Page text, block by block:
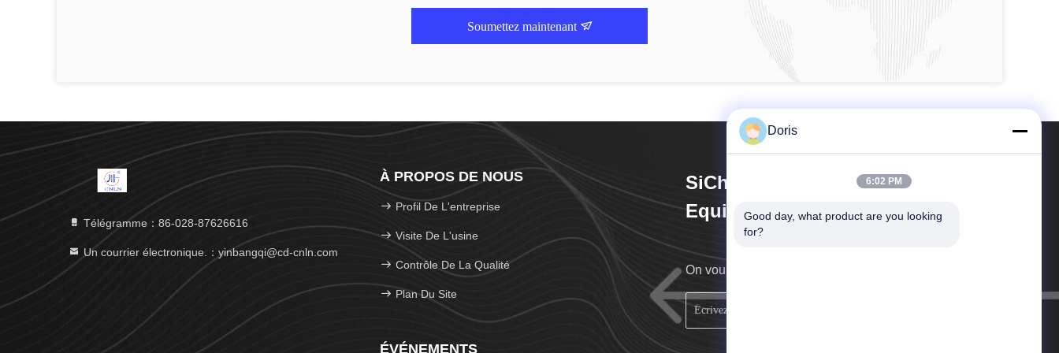
Soumettez maintenant
Télégramme：86-028-87626616
Un courrier électronique.：yinbangqi@cd-cnln.com
À PROPOS DE NOUS
Profil De L'entreprise
Visite De L'usine
Contrôle De La Qualité
Plan Du Site
ÉVÉNEMENTS
SiChuan Liangchuan Mechanical
Equipment Co.,Ltd
On vous rappellera au plus vite.
Doris
6:02 PM
Good day, what product are you looking
for?